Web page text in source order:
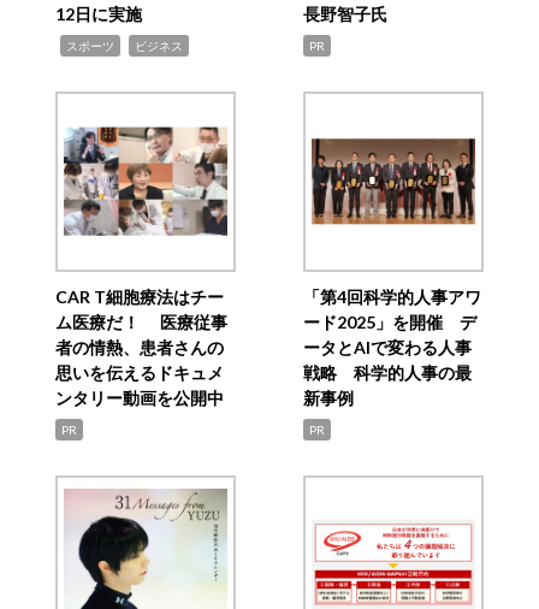
12日に実施
スポーツ ビジネス
長野智子氏
PR
CAR T細胞療法はチー
ム医療だ！ 医療従事
者の情熱、患者さんの
思いを伝えるドキュメ
ンタリー動画を公開中
PR
「第4回科学的人事アワ
ード2025」を開催 デ
ータとAIで変わる人事
戦略 科学的人事の最
新事例
PR